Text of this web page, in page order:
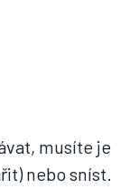
musíte je
nebo sníst.